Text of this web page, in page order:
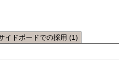
イドボードでの採用 (1)